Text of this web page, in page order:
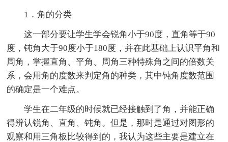
1．角的分类
这一部分要让学生学会锐角小于90度，直角等于90
度，钝角大于90度小于180度，并在此基础上认识平角和
周角，掌握直角、平角、周角三种特殊角之间的倍数关
系，会用角的度数来判定角的种类，其中钝角度数范围
的确定是一个难点。
学生在二年级的时候就已经接触到了角，并能正确
得辨认锐角、直角、钝角。但是，那时是通过对图形的
观察和用三角板比较得到的，我认为这些主要是建立在